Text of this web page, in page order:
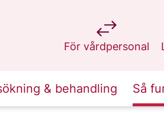
För vårdpersonal
på 1177.se
& behandling Så